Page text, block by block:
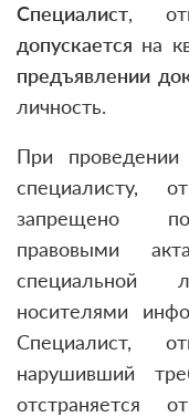
Специалист,
допускается на
предъявлении
личность.
При проведении
специалисту,
запрещено
правовыми
специальной
носителями
Специалист,
нарушивший
отстраняется